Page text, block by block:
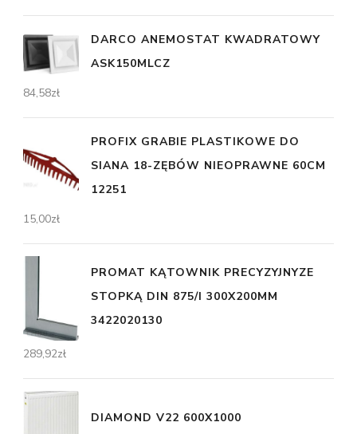
DARCO ANEMOSTAT KWADRATOWY
ASK150MLCZ
84,58zł
PROFIX GRABIE PLASTIKOWE DO
SIANA 18-ZĘBÓW NIEOPRAWNE 60CM
12251
15,00zł
PROMAT KĄTOWNIK PRECYZYJNYZE
STOPKĄ DIN 875/I 300X200MM
3422020130
289,92zł
DIAMOND V22 600X1000